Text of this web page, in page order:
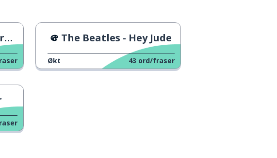
The Beatles - Hey Jude
Økt 43 ord/fraser